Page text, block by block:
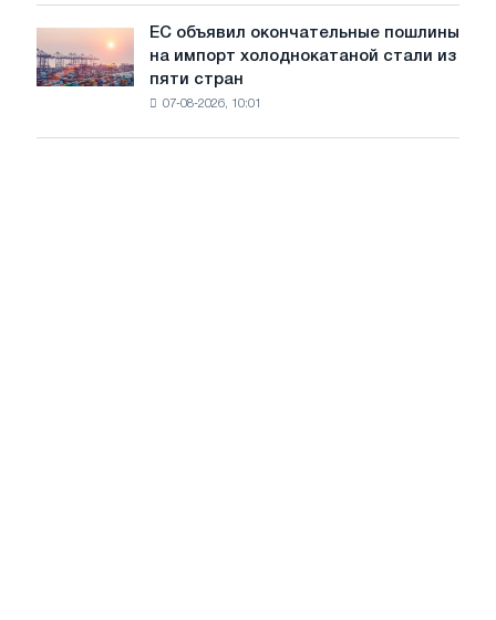
трамвайных
путей
Москвы
Ярославля
объявил
окончательные
ЕС объявил окончательные пошлины
на импорт холоднокатаной стали из
пяти стран
07-08-2026, 10:01